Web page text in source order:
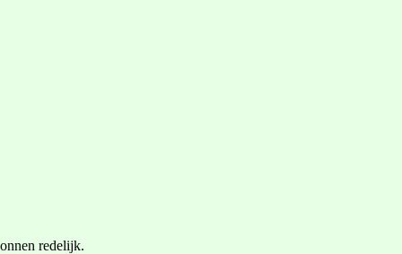
redelijk.